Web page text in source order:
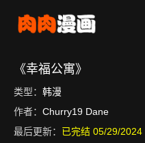
《幸福公寓》
类型： 韩漫
作者： Churry19 Dane
最后更新： 已完结 05/29/2024